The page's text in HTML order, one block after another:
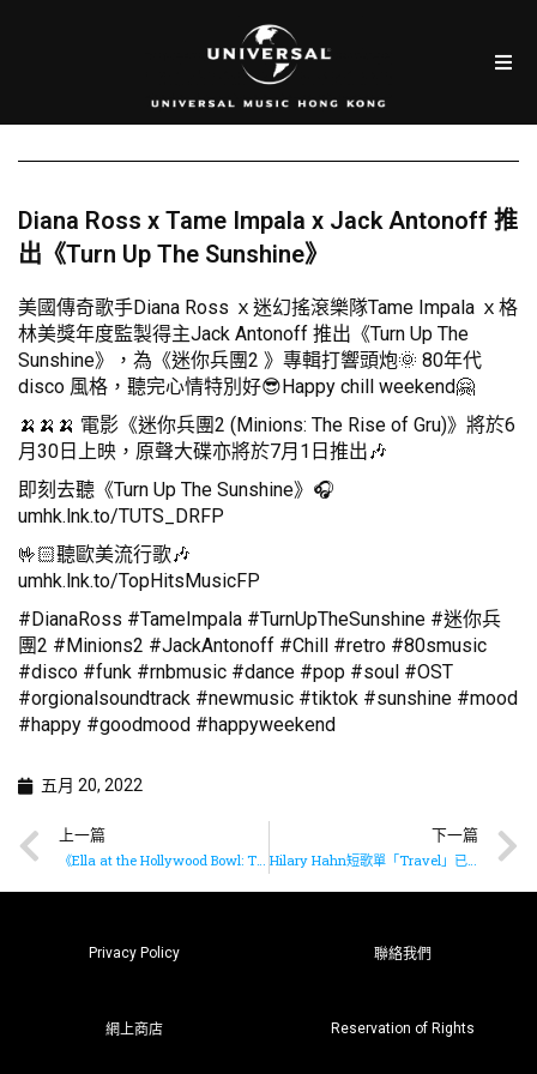
Diana Ross x Tame Impala x Jack Antonoff 推
出《Turn Up The Sunshine》
美國傳奇歌手Diana Ross ｘ迷幻搖滾樂隊Tame Impala ｘ格
林美獎年度監製得主Jack Antonoff 推出《Turn Up The
Sunshine》，為《迷你兵團2 》專輯打響頭炮🌞 80年代
disco 風格，聽完心情特別好😎Happy chill weekend🤗
🍌🍌🍌 電影《迷你兵團2 (Minions: The Rise of Gru)》將於6
月30日上映，原聲大碟亦將於7月1日推出🎶
即刻去聽《Turn Up The Sunshine》🎧
umhk.lnk.to/TUTS_DRFP
🤟🏻聽歐美流行歌🎶
umhk.lnk.to/TopHitsMusicFP
#DianaRoss #TameImpala #TurnUpTheSunshine #迷你兵
團2 #Minions2 #JackAntonoff #Chill #retro #80smusic
#disco #funk #rnbmusic #dance #pop #soul #OST
#orgionalsoundtrack #newmusic #tiktok #sunshine #mood
#happy #goodmood #happyweekend
五月 20, 2022
上一篇
《Ella at the Hollywood Bowl: The Irving Berlin Songbook》即將推出
下一篇
Hilary Hahn短歌單「Travel」已推出
Privacy Policy 聯絡我們
網上商店 Reservation of Rights